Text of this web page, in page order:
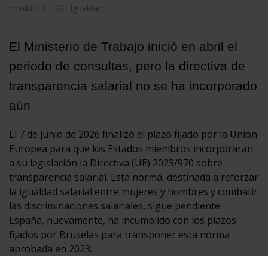
madrid
Igualdad
El Ministerio de Trabajo inició en abril el
periodo de consultas, pero la directiva de
transparencia salarial no se ha incorporado
aún
El 7 de junio de 2026 finalizó el plazo fijado por la Unión
Europea para que los Estados miembros incorporaran
a su legislación la Directiva (UE) 2023/970 sobre
transparencia salarial. Esta norma, destinada a reforzar
la igualdad salarial entre mujeres y hombres y combatir
las discriminaciones salariales, sigue pendiente.
España, nuevamente, ha incumplido con los plazos
fijados por Bruselas para transponer esta norma
aprobada en 2023.